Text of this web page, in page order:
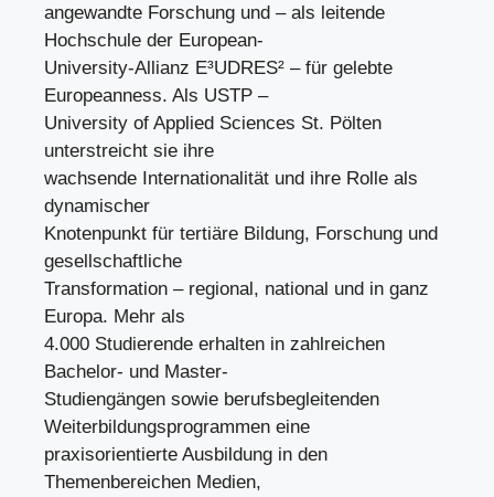
angewandte Forschung und – als leitende
Hochschule der European-
University-Allianz E³UDRES² – für gelebte
Europeanness. Als USTP –
University of Applied Sciences St. Pölten
unterstreicht sie ihre
wachsende Internationalität und ihre Rolle als
dynamischer
Knotenpunkt für tertiäre Bildung, Forschung und
gesellschaftliche
Transformation – regional, national und in ganz
Europa. Mehr als
4.000 Studierende erhalten in zahlreichen
Bachelor- und Master-
Studiengängen sowie berufsbegleitenden
Weiterbildungsprogrammen eine
praxisorientierte Ausbildung in den
Themenbereichen Medien,